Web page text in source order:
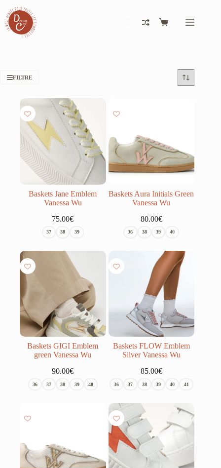
au
contenu
Panier
FILTRE
Baskets Jane Emblem
Vanessa Wu
75.00€
37 38 39
Baskets Aura Initials Green
Vanessa Wu
80.00€
36 38 39 40
Baskets GIGI Emblem
green Vanessa Wu
90.00€
36 37 38 39 40
Baskets FLOW Emblem
Silver Vanessa Wu
85.00€
36 37 38 39 40 41